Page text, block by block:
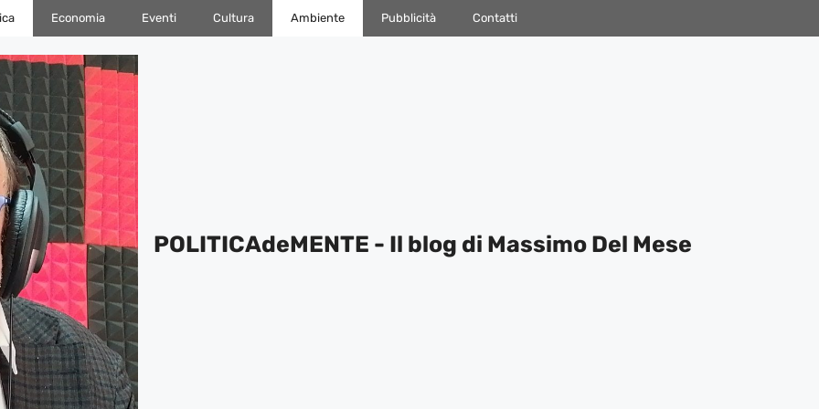
Economia Eventi Cultura Ambiente Pubblicità Contatti
POLITICAdeMENTE - Il blog di Massimo Del Mese